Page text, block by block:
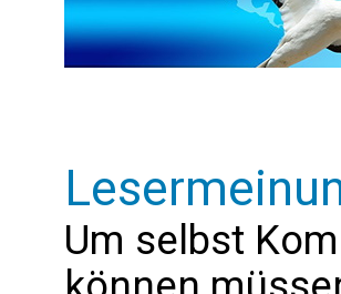
Um selbst